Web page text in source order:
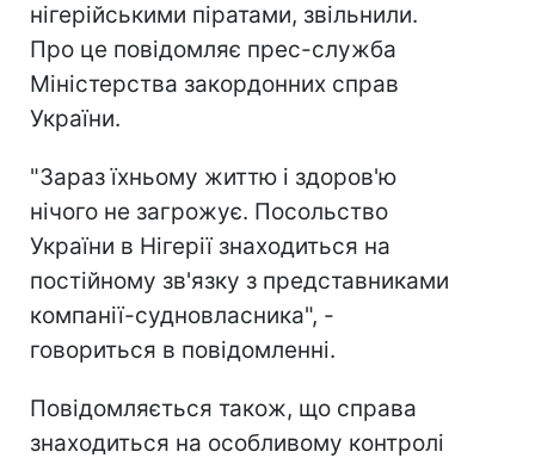
нігерійськими піратами, звільнили.
Про це повідомляє прес-служба
Міністерства закордонних справ
України.
"Зараз їхньому життю і здоров'ю
нічого не загрожує. Посольство
України в Нігерії знаходиться на
постійному зв'язку з представниками
компанії-судновласника", -
говориться в повідомленні.
Повідомляється також, що справа
знаходиться на особливому контролі